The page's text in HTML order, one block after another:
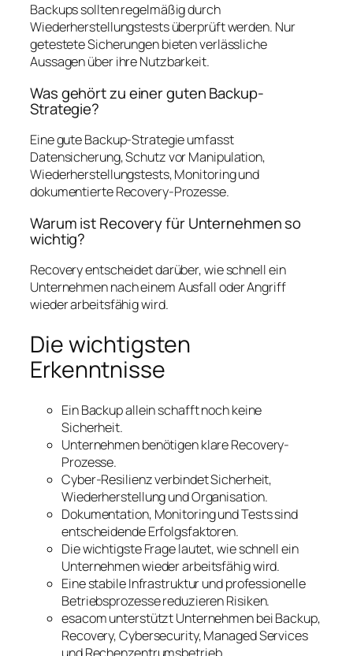
Backups sollten regelmäßig durch
Wiederherstellungstests überprüft werden. Nur
getestete Sicherungen bieten verlässliche
Aussagen über ihre Nutzbarkeit.
Was gehört zu einer guten Backup-
Strategie?
Eine gute Backup-Strategie umfasst
Datensicherung, Schutz vor Manipulation,
Wiederherstellungstests, Monitoring und
dokumentierte Recovery-Prozesse.
Warum ist Recovery für Unternehmen so
wichtig?
Recovery entscheidet darüber, wie schnell ein
Unternehmen nach einem Ausfall oder Angriff
wieder arbeitsfähig wird.
Die wichtigsten
Erkenntnisse
Ein Backup allein schafft noch keine
Sicherheit.
Unternehmen benötigen klare Recovery-
Prozesse.
Cyber-Resilienz verbindet Sicherheit,
Wiederherstellung und Organisation.
Dokumentation, Monitoring und Tests sind
entscheidende Erfolgsfaktoren.
Die wichtigste Frage lautet, wie schnell ein
Unternehmen wieder arbeitsfähig wird.
Eine stabile Infrastruktur und professionelle
Betriebsprozesse reduzieren Risiken.
esacom unterstützt Unternehmen bei Backup,
Recovery, Cybersecurity, Managed Services